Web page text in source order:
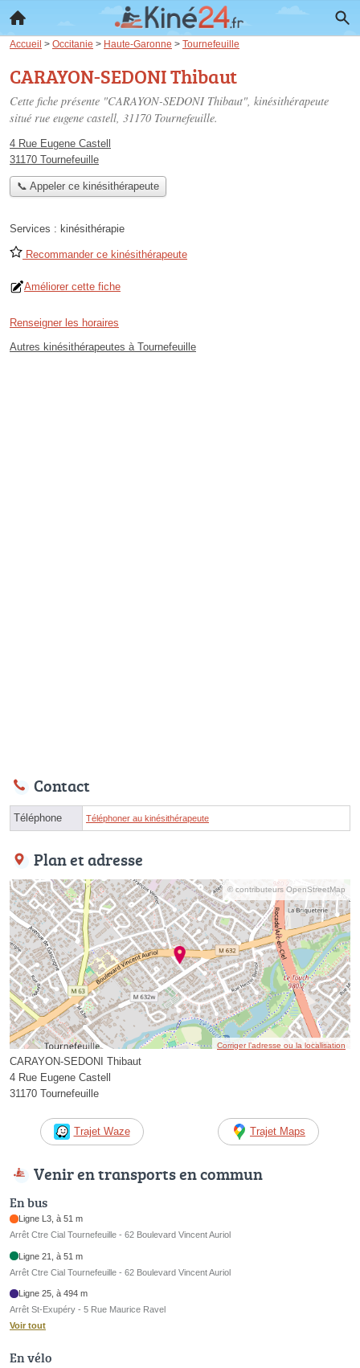
Accueil > Occitanie > Haute-Garonne > Tournefeuille
CARAYON-SEDONI Thibaut
Cette fiche présente "CARAYON-SEDONI Thibaut", kinésithérapeute
situé rue eugene castell, 31170 Tournefeuille.
4 Rue Eugene Castell
31170 Tournefeuille
📞 Appeler ce kinésithérapeute
Services : kinésithérapie
Recommander ce kinésithérapeute
Améliorer cette fiche
Renseigner les horaires
Autres kinésithérapeutes à Tournefeuille
Contact
Téléphone Téléphoner au kinésithérapeute
Plan et adresse
© contributeurs OpenStreetMap
Corriger l’adresse ou la localisation
CARAYON-SEDONI Thibaut
4 Rue Eugene Castell
31170 Tournefeuille
Trajet Waze Trajet Maps
Venir en transports en commun
En bus
Ligne L3, à 51 m
Arrêt Ctre Cial Tournefeuille - 62 Boulevard Vincent Auriol
Ligne 21, à 51 m
Arrêt Ctre Cial Tournefeuille - 62 Boulevard Vincent Auriol
Ligne 25, à 494 m
Arrêt St-Exupéry - 5 Rue Maurice Ravel
Voir tout
En vélo